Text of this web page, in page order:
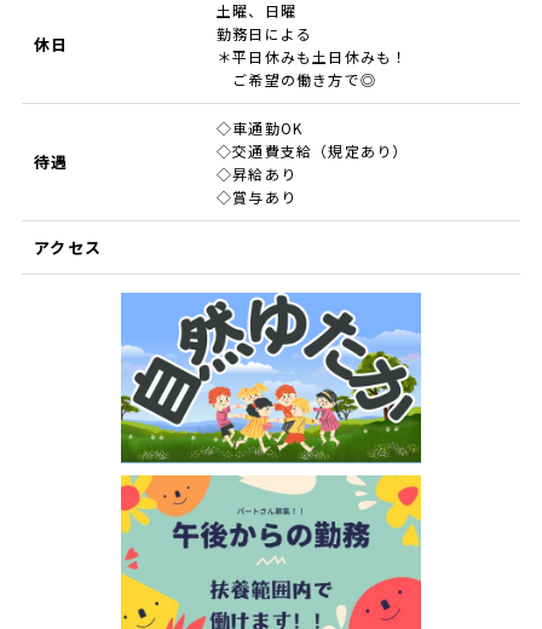
休日
土曜、日曜
勤務日による
＊平日休みも土日休みも！
ご希望の働き方で◎
待遇
◇車通勤OK
◇交通費支給（規定あり）
◇昇給あり
◇賞与あり
アクセス